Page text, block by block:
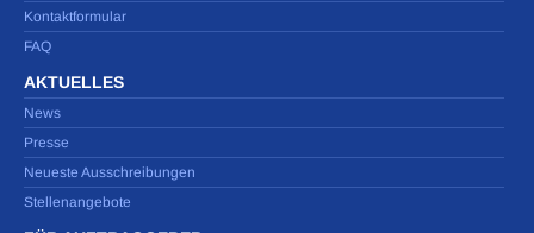
Kontaktformular
FAQ
AKTUELLES
News
Presse
Neueste Ausschreibungen
Stellenangebote